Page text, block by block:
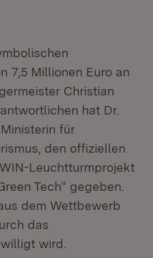
7,5 Millionen Euro an
Christian
hat Dr.
für
den offiziellen
Leuchtturmprojekt
Tech“ gegeben.
dem Wettbewerb
in neuem Fenster)
das
wird.